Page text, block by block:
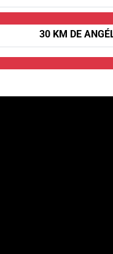
30 KM DE